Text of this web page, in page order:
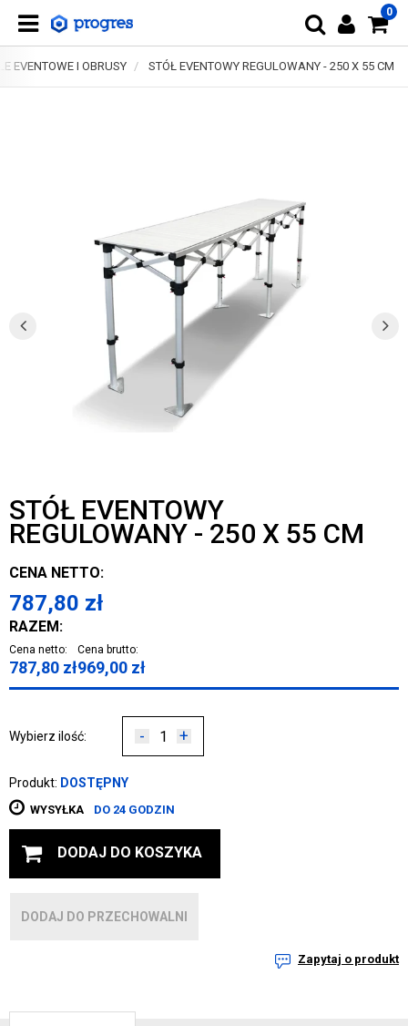
0
EVENTOWE I OBRUSY STÓŁ EVENTOWY REGULOWANY - 250 X 55 CM
STÓŁ EVENTOWY
REGULOWANY - 250 X 55 CM
CENA NETTO:
787,80 zł
RAZEM:
Cena netto:
787,80 zł
Cena brutto:
969,00 zł
Wybierz ilość: - +
Produkt: DOSTĘPNY
WYSYŁKA DO 24 GODZIN
DODAJ DO KOSZYKA
DODAJ DO PRZECHOWALNI
Zapytaj o produkt